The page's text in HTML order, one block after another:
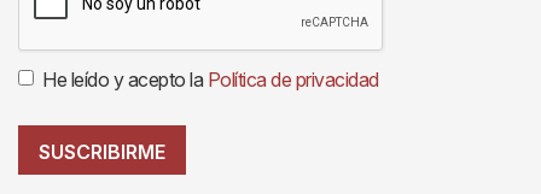
He leído y acepto la Política de privacidad
SUSCRIBIRME